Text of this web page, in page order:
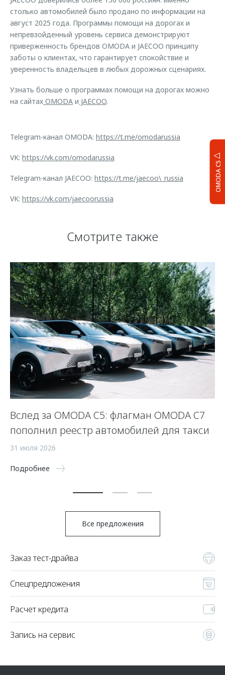
OMODA C5
столько автомобилей было продано по информации на
август 2025 года. Программы помощи на дорогах и
непревзойденный уровень сервиса демонстрируют
приверженность брендов OMODA и JAECOO принципу
заботы о клиентах, что гарантирует спокойствие и
уверенность владельцев в любых дорожных сценариях.
Узнать больше о программах помощи на дорогах можно
на сайтах OMODA и JAECOO.
Telegram-канал OMODA: https://t.me/omodarussia
VK: https://vk.com/omodarussia
Telegram-канал JAECOO: https://t.me/jaecoo\_russia
VK: https://vk.com/jaecoorussia
Смотрите также
Вслед за OMODA C5: флагман OMODA C7
пополнил реестр автомобилей для такси
31 июля 2026
Подробнее
Все предложения
Заказ тест-драйва
Спецпредложения
Расчет кредита
Запись на сервис